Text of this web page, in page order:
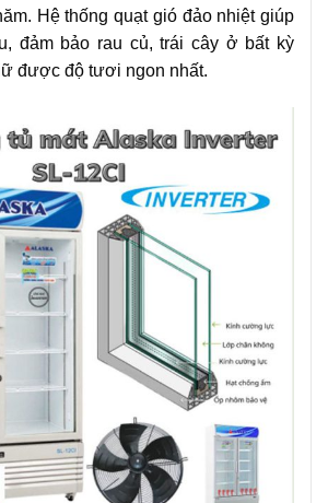
Hệ thống quạt gió đảo nhiệt giúp
đảm bảo rau củ, trái cây ở bất kỳ
được độ tươi ngon nhất.